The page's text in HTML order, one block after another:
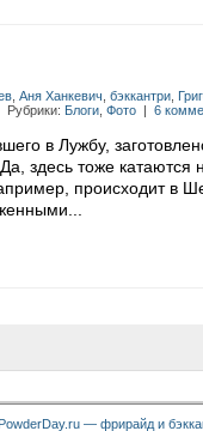
Аня Ханкевич бэккантри
Рубрики: Блоги Фото | 6
в Лужбу,
здесь тоже катаются
происходит в
PowderDay.ru — фрирайд и